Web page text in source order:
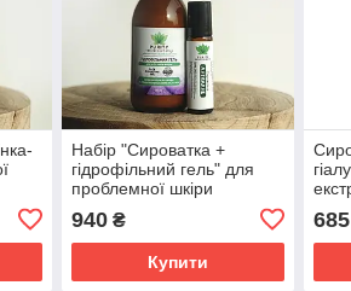
Набір "Сироватка +
гідрофільний гель" для
проблемної шкіри
940₴
Купити
685